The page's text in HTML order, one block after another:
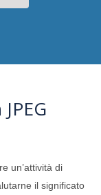
un’attività di
il significato